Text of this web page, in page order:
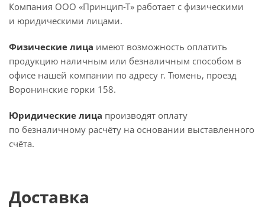
Компания ООО «Принцип-Т» работает с физическими
и юридическими лицами.
Физические лица имеют возможность оплатить
продукцию наличным или безналичным способом в
офисе нашей компании по адресу г. Тюмень, проезд
Воронинские горки 158.
Юридические лица производят оплату
по безналичному расчёту на основании выставленного
счёта.
Доставка